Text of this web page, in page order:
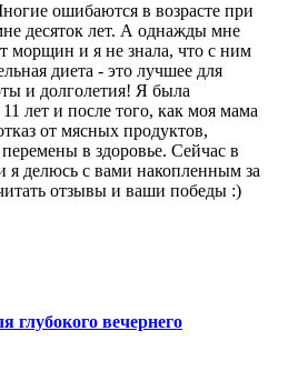
ошибаются в возрасте при
десяток лет. А однажды мне
морщин и я не знала, что с ним
диета - это лучшее для
и долголетия! Я была
лет и после того, как моя мама
от мясных продуктов,
в здоровье. Сейчас в
я делюсь с вами накопленным за
отзывы и ваши победы :)
глубокого вечернего